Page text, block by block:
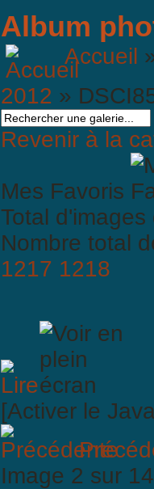
Album
Accueil
2012 »
Revenir à la
Mes Favoris
Total
Nombre total
1217 1218
[Activer le
Image 2 sur